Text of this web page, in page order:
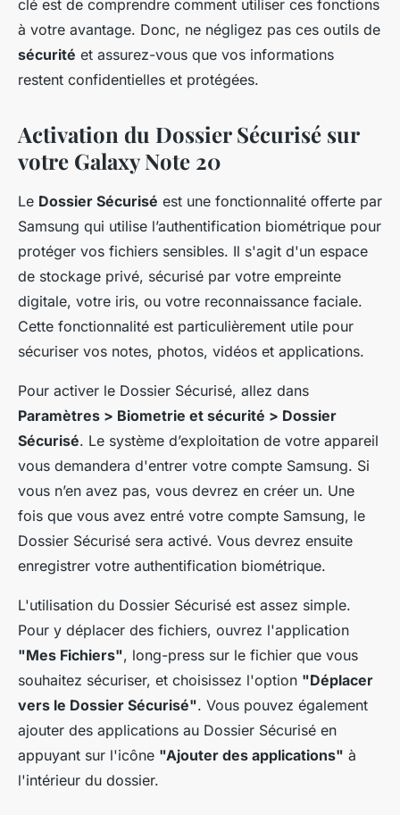
clé est de comprendre comment utiliser ces fonctions
à votre avantage. Donc, ne négligez pas ces outils de
sécurité et assurez-vous que vos informations
restent confidentielles et protégées.
Activation du Dossier Sécurisé sur
votre Galaxy Note 20
Le Dossier Sécurisé est une fonctionnalité offerte par
Samsung qui utilise l’authentification biométrique pour
protéger vos fichiers sensibles. Il s'agit d'un espace
de stockage privé, sécurisé par votre empreinte
digitale, votre iris, ou votre reconnaissance faciale.
Cette fonctionnalité est particulièrement utile pour
sécuriser vos notes, photos, vidéos et applications.
Pour activer le Dossier Sécurisé, allez dans
Paramètres > Biometrie et sécurité > Dossier
Sécurisé. Le système d’exploitation de votre appareil
vous demandera d'entrer votre compte Samsung. Si
vous n’en avez pas, vous devrez en créer un. Une
fois que vous avez entré votre compte Samsung, le
Dossier Sécurisé sera activé. Vous devrez ensuite
enregistrer votre authentification biométrique.
L'utilisation du Dossier Sécurisé est assez simple.
Pour y déplacer des fichiers, ouvrez l'application
"Mes Fichiers", long-press sur le fichier que vous
souhaitez sécuriser, et choisissez l'option "Déplacer
vers le Dossier Sécurisé". Vous pouvez également
ajouter des applications au Dossier Sécurisé en
appuyant sur l'icône "Ajouter des applications" à
l'intérieur du dossier.